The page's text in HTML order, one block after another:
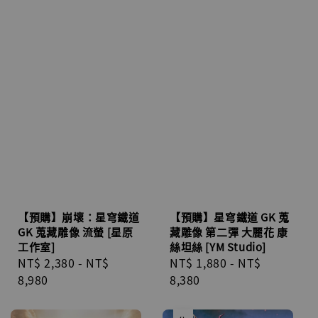
【預購】崩壞：星穹鐵道
GK 蒐藏雕像 流螢 [星原
工作室]
Regular
price
NT$ 2,380 - NT$
8,980
【預購】星穹鐵道 GK 蒐
藏雕像 第二彈 大麗花 康
絲坦絲 [YM Studio]
Regular
price
NT$ 1,880 - NT$
8,380